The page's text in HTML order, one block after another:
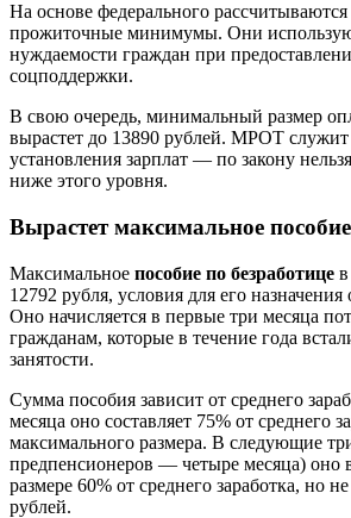
На основе федерального
прожиточные минимумы. Они
нуждаемости граждан при
соцподдержки.
В свою очередь, минимальный размер
вырастет до 13890 рублей. МРОТ
установления зарплат — по закону
ниже этого уровня.
Вырастет максимальное
Максимальное пособие по безработице
12792 рубля, условия для его
Оно начисляется в первые три месяца
гражданам, которые в течение года
занятости.
Сумма пособия зависит от среднего
месяца оно составляет 75% от среднего
максимального размера. В следующие
предпенсионеров — четыре месяца) оно
размере 60% от среднего заработка, но
рублей.